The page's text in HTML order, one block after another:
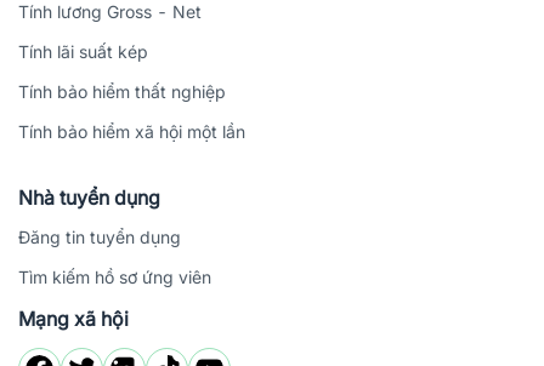
Tính lương Gross - Net
Tính lãi suất kép
Tính bảo hiểm thất nghiệp
Tính bảo hiểm xã hội một lần
Nhà tuyển dụng
Đăng tin tuyển dụng
Tìm kiếm hồ sơ ứng viên
Mạng xã hội